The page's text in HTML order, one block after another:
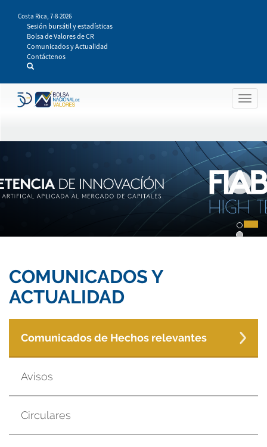
contenido
principal
Costa Rica, 7-8-2026
Sesión bursátil y estadísticas
Bolsa de Valores de CR
Comunicados y Actualidad
Contáctenos
COMUNICADOS Y
ACTUALIDAD
Comunicados de Hechos relevantes
Avisos
Circulares